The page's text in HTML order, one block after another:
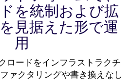
を統制および拡
見据えた形で運
用
ロードをインフラストラクチ
ァクタリングや書き換えなし